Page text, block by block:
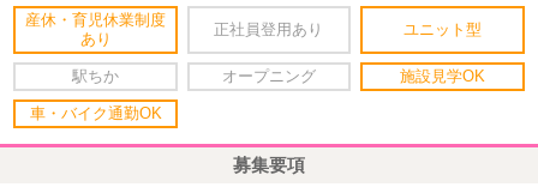
産休・育児休業制度
あり
正社員登用あり ユニット型
駅ちか オープニング 施設見学OK
車・バイク通勤OK
募集要項